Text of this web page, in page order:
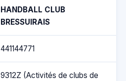
HANDBALL CLUB
BRESSUIRAIS
441144771
9312Z (Activités de clubs de